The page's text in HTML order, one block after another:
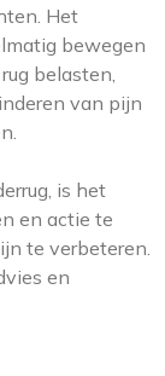
Het
bewegen
belasten,
van pijn
is het
en actie te
te verbeteren.
en